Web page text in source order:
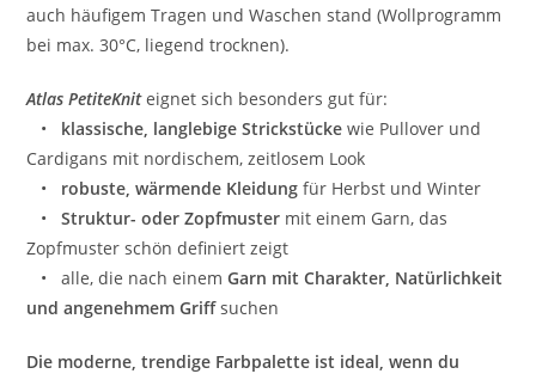
auch häufigem Tragen und Waschen stand (Wollprogramm
bei max. 30°C, liegend trocknen).
Atlas PetiteKniteignet sich besonders gut für:
• klassische, langlebige Strickstücke wie Pullover und
Cardigans mit nordischem, zeitlosem Look
• robuste, wärmende Kleidung für Herbst und Winter
•Struktur- oder Zopfmuster mit einem Garn, das
Zopfmuster schön definiert zeigt
• alle, die nach einemGarn mit Charakter, Natürlichkeit
und angenehmem Griffsuchen
Die moderne, trendige Farbpalette ist ideal, wenn du